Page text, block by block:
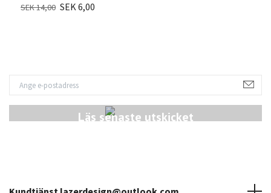
Läs senaste utskicket
SEK 14,00 SEK 6,00